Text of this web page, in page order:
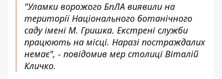
"Уламки ворожого БпЛА виявили на
території Національного ботанічного
саду імені М. Гришка. Екстрені служби
працюють на місці. Наразі постраждалих
немає", - повідомив мер столиці Віталій
Кличко.